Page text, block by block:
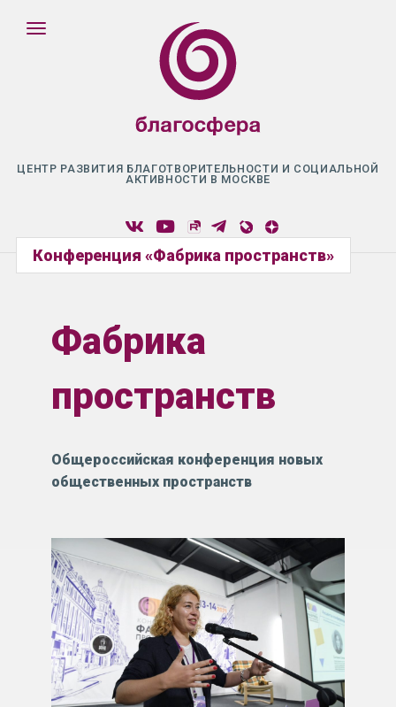
ЦЕНТР РАЗВИТИЯ БЛАГОТВОРИТЕЛЬНОСТИ И СОЦИАЛЬНОЙ
АКТИВНОСТИ В МОСКВЕ
Конференция «Фабрика пространств»
Фабрика
пространств
Общероссийская конференция новых
общественных пространств